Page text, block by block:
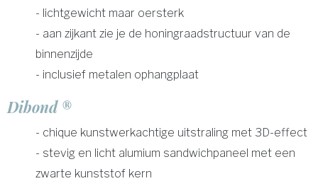
- lichtgewicht maar oersterk
- aan zijkant zie je de honingraadstructuur van de
binnenzijde
- inclusief metalen ophangplaat
Dibond ®
- chique kunstwerkachtige uitstraling met 3D-effect
- stevig en licht alumium sandwichpaneel met een
zwarte kunststof kern